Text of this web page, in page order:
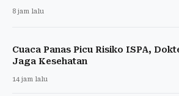
8 jam lalu
Cuaca Panas Picu Risiko ISPA,
Jaga Kesehatan
14 jam lalu